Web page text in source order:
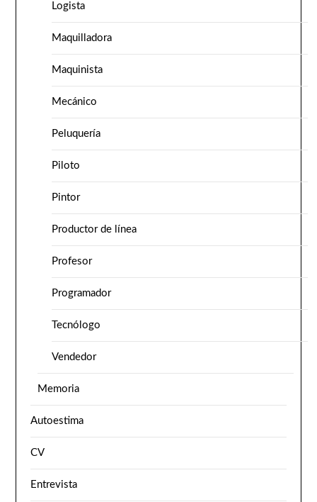
Logista
Maquilladora
Maquinista
Mecánico
Peluquería
Piloto
Pintor
Productor de línea
Profesor
Programador
Tecnólogo
Vendedor
Memoria
Autoestima
CV
Entrevista